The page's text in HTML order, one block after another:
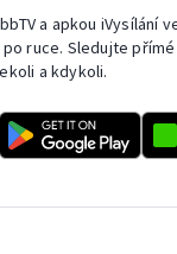
a apkou iVysílání
ruce. Sledujte
a kdykoli.